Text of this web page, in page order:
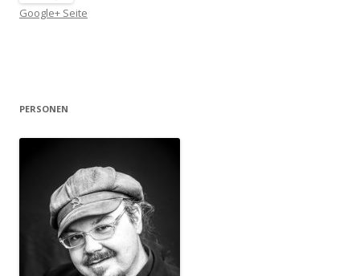
Google+ Seite
PERSONEN